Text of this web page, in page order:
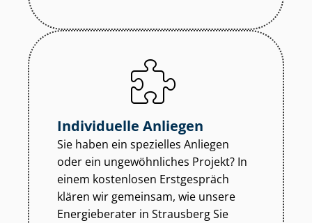
Individuelle Anliegen
Sie haben ein spezielles Anliegen
oder ein ungewöhnliches Projekt? In
einem kostenlosen Erstgespräch
klären wir gemeinsam, wie unsere
Energieberater in Strausberg Sie